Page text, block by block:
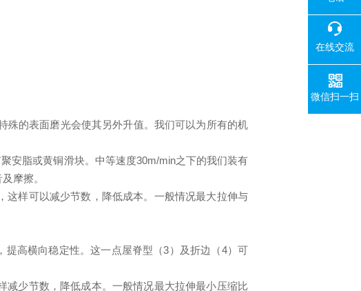
殊的表面磨光会使其另外升值。我们可以为所有的机
安脂或黄铜滑块。中等速度30m/min之下的我们装有
摩擦。
样可以减少节数，降低成本。一般情况最大拉伸与
高横向稳定性。这一点屋脊型（3）及折边（4）可
少节数，降低成本。一般情况最大拉伸最小压缩比
在线交流
微信扫一扫